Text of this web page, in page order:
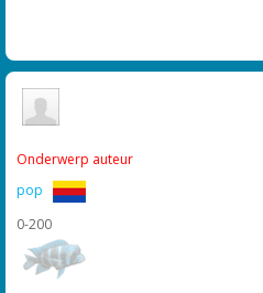
Onderwerp auteur
pop
0-200